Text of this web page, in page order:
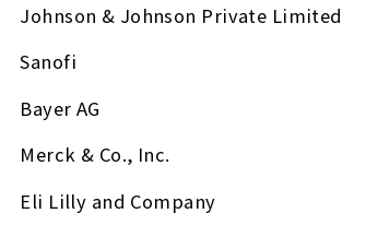
Johnson & Johnson Private Limited
Sanofi
Bayer AG
Merck & Co., Inc.
Eli Lilly and Company